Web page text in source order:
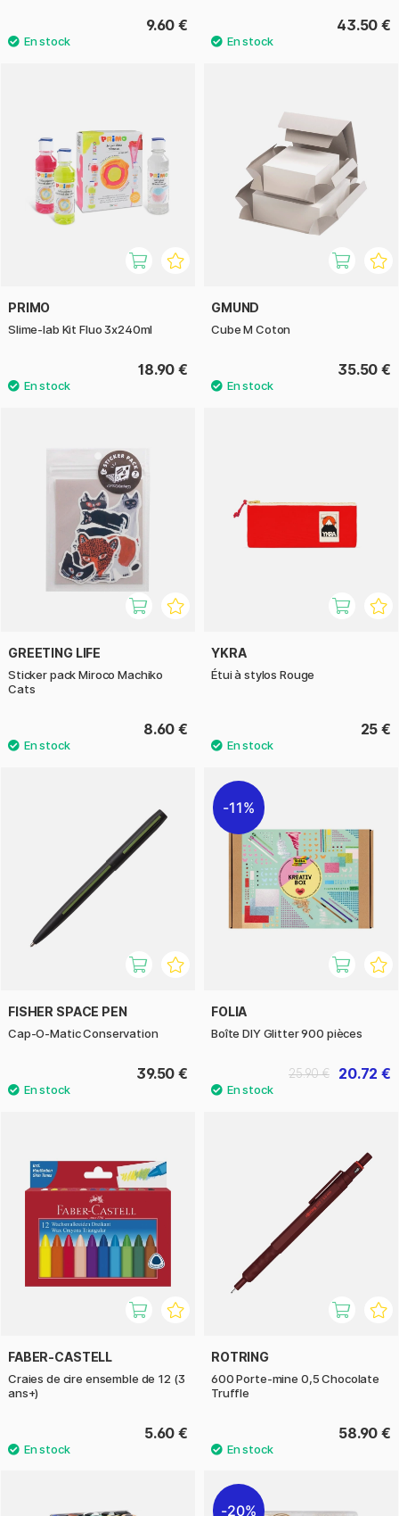
9.60 € 43.50 €
PRIMO
Slime-lab Kit Fluo 3x240ml
18.90 €
GMUND
Cube M Coton
35.50 €
GREETING LIFE
Sticker pack Miroco Machiko
Cats
8.60 €
YKRA
Étui à stylos Rouge
25 €
FISHER SPACE PEN
Cap-O-Matic Conservation
39.50 €
11%
FOLIA
Boîte DIY Glitter 900 pièces
20.72 €
25.90 €
FABER-CASTELL
Craies de cire ensemble de 12 (3
ans+)
5.60 €
ROTRING
600 Porte-mine 0,5 Chocolate
Truffle
58.90 €
20%